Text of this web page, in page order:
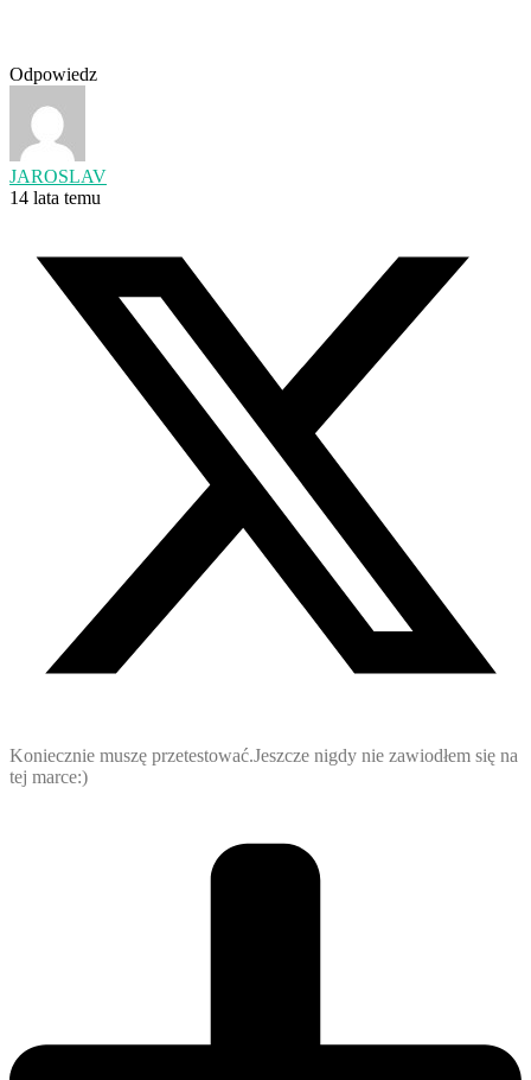
Odpowiedz
JAROSLAV
14 lata temu
Koniecznie muszę przetestować.Jeszcze nigdy nie zawiodłem się na
tej marce:)